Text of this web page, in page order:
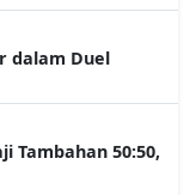
dalam Duel
Tambahan 50:50,